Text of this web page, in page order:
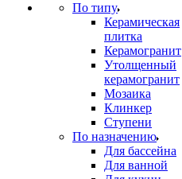
По типу
Керамическая
плитка
Керамогранит
Утолщенный
керамогранит
Мозаика
Клинкер
Ступени
По назначению
Для бассейна
Для ванной